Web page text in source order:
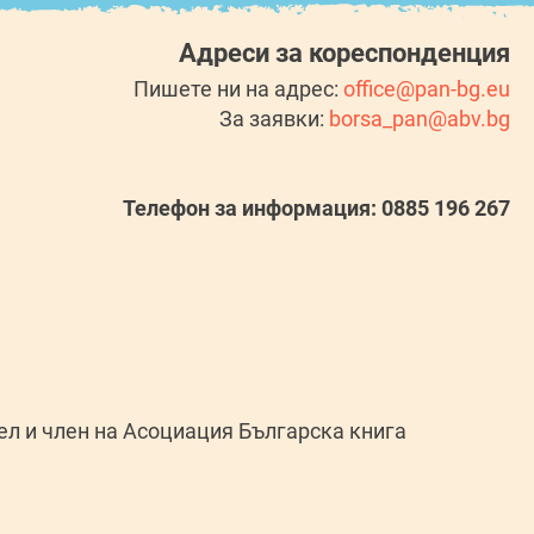
Адреси за кореспонденция
Пишете ни на адрес: office@pan-bg.eu
За заявки: borsa_pan@abv.bg
Телефон за информация: 0885 196 267
и член на Асоциация Българска книга